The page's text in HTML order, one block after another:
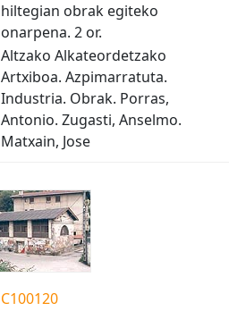
hiltegian obrak egiteko
onarpena. 2 or.
Altzako Alkateordetzako
Artxiboa. Azpimarratuta.
Industria. Obrak. Porras,
Antonio. Zugasti, Anselmo.
Matxain, Jose
C100120